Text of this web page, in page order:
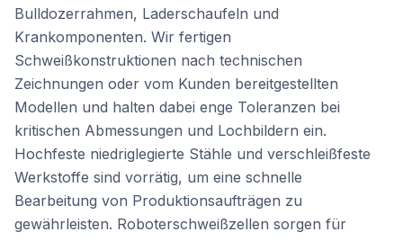
Bulldozerrahmen, Laderschaufeln und
Krankomponenten. Wir fertigen
Schweißkonstruktionen nach technischen
Zeichnungen oder vom Kunden bereitgestellten
Modellen und halten dabei enge Toleranzen bei
kritischen Abmessungen und Lochbildern ein.
Hochfeste niedriglegierte Stähle und verschleißfeste
Werkstoffe sind vorrätig, um eine schnelle
Bearbeitung von Produktionsaufträgen zu
gewährleisten. Roboterschweißzellen sorgen für